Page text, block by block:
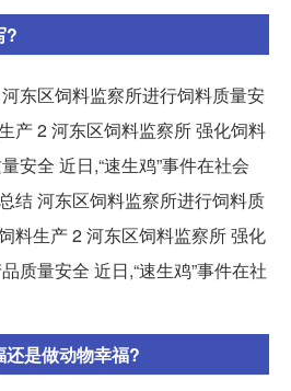
?
东区饲料监察所进行饲料质量安
产 2 河东区饲料监察所 强化饲料
安全 近日,“速生鸡”事件在社会
结 河东区饲料监察所进行饲料质
料生产 2 河东区饲料监察所 强化
质量安全 近日,“速生鸡”事件在社
是做动物幸福?